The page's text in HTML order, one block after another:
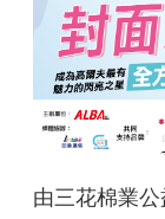
由三花棉業